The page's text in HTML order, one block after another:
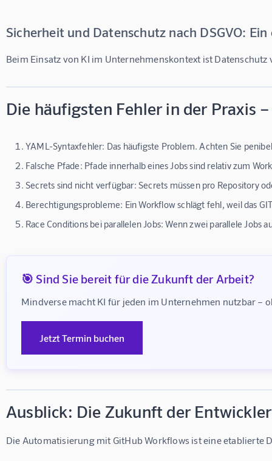
Sicherheit und Datenschutz nach DSGVO:
Beim Einsatz von KI im Unternehmenskontext ist
Die häufigsten Fehler in der Praxis
YAML-Syntaxfehler: Das häufigste Problem. Achten Sie
Falsche Pfade: Pfade innerhalb eines Jobs sind relativ zum
Secrets sind nicht verfügbar: Secrets müssen pro Repository
Berechtigungsprobleme: Ein Workflow schlägt fehl, weil das
Race Conditions bei parallelen Jobs: Wenn zwei parallele Jobs
🎯 Sind Sie bereit für die Zukunft der Arbeit?
Mindverse macht KI für jeden im Unternehmen nutzbar –
Jetzt Termin buchen
Ausblick: Die Zukunft der
Die Automatisierung mit GitHub Workflows ist eine etablierte